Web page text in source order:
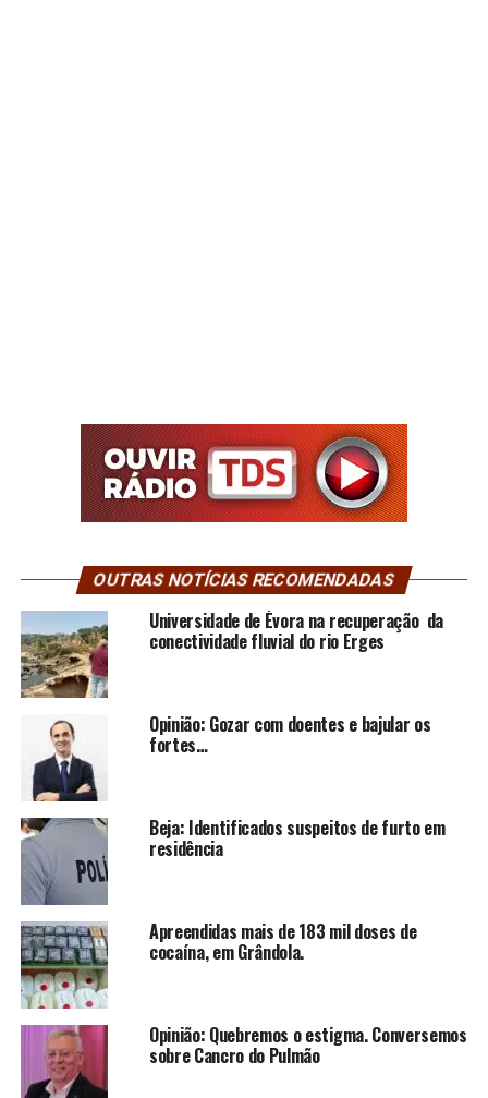
OUTRAS NOTÍCIAS RECOMENDADAS
Universidade de Évora na recuperação da
conectividade fluvial do rio Erges
Opinião: Gozar com doentes e bajular os
fortes…
Beja: Identificados suspeitos de furto em
residência
Apreendidas mais de 183 mil doses de
cocaína, em Grândola.
Opinião: Quebremos o estigma. Conversemos
sobre Cancro do Pulmão